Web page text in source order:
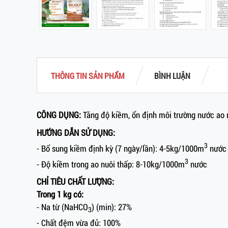
THÔNG TIN SẢN PHẨM BÌNH LUẬN
CÔNG DỤNG:Tăng độ kiềm, ổn định môi trường nước ao
HƯỚNG DẪN SỬ DỤNG:
- Bổ sung kiềm định kỳ (7 ngày/lần): 4-5kg/1000m3 nước
- Độ kiềm trong ao nuôi thấp: 8-10kg/1000m3 nước
CHỈ TIÊU CHẤT LƯỢNG:
Trong 1 kg có:
- Na từ (NaHCO3) (min): 27%
- Chất đệm vừa đủ: 100%